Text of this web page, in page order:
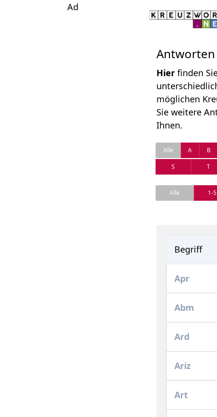
Ad
Antworten
Hier finden
möglichen
Sie weitere
Ihnen.
Alle A B
S
T
Alle 1-5
Begriff
Apr
Abm
Ard
Ariz
Art